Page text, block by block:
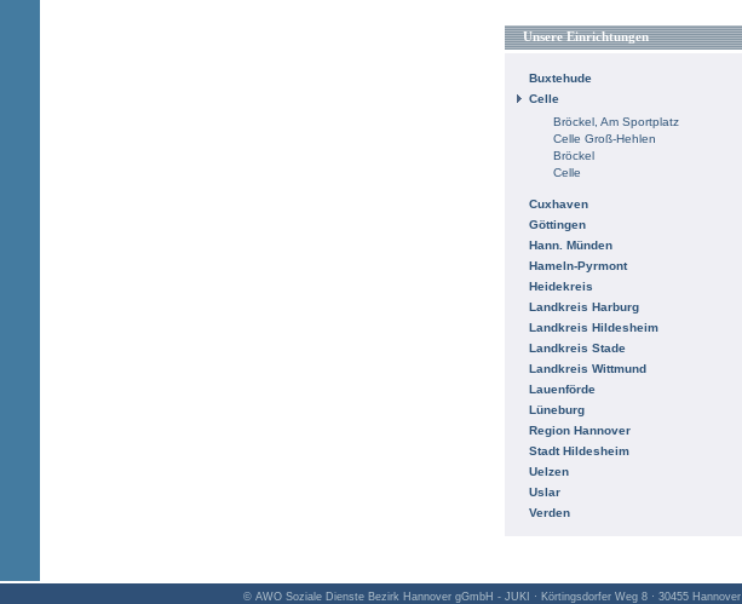
Unsere Einrichtungen
Buxtehude
Celle
Bröckel, Am Sportplatz
Celle Groß-Hehlen
Bröckel
Celle
Cuxhaven
Göttingen
Hann. Münden
Hameln-Pyrmont
Heidekreis
Landkreis Harburg
Landkreis Hildesheim
Landkreis Stade
Landkreis Wittmund
Lauenförde
Lüneburg
Region Hannover
Stadt Hildesheim
Uelzen
Uslar
Verden
© AWO Soziale Dienste Bezirk Hannover gGmbH - JUKI · Körtingsdorfer Weg 8 · 30455 Hannover